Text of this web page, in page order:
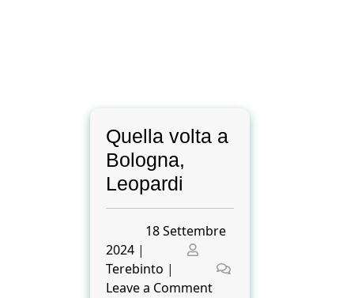
Quella volta a
Bologna,
Leopardi
Posted
18 Settembre
2024 |
Posted
Terebinto |
Leave a Commenton